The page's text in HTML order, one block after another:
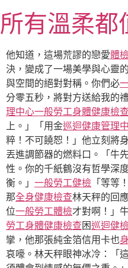
至
主
要
內
容
所有溫柔都
他知道，這場荒謬的戀愛體
決，變成了一場美學與心靈
與空間的絕對對稱。你們必
分零五秒，將對方送給我的
理中心一般勞工身體健康檢查
上。」「用金巡迴健康管理
粹！不可饒恕！」他立刻將
丟進調節器的燃料口。「牛
性。你的千紙鶴沒有哲學深
衡。」 一般勞工健檢 「等等！
那全身健康檢查林天秤的回
位一般勞工體檢才對啊！」
勞工身體健康檢查困巡迴健
攣，他那張純金箔信用卡也
哀嚎。林天秤眼神冰冷：「